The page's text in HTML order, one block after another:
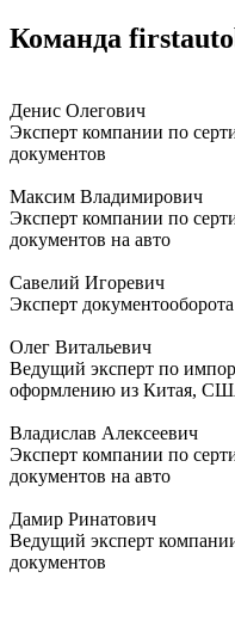
Команда
Денис Олегович
Эксперт компании по
документов
Максим Владимирович
Эксперт компании по
документов на авто
Савелий Игоревич
Эксперт
Олег Витальевич
Ведущий эксперт по
оформлению из Китая,
Владислав Алексеевич
Эксперт компании по
документов на авто
Дамир Ринатович
Ведущий эксперт
документов